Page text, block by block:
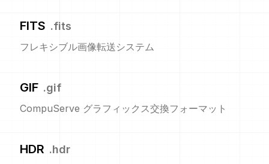
FITS .fits
フレキシブル画像転送システム
GIF .gif
CompuServe グラフィックス交換フォーマット
HDR .hdr